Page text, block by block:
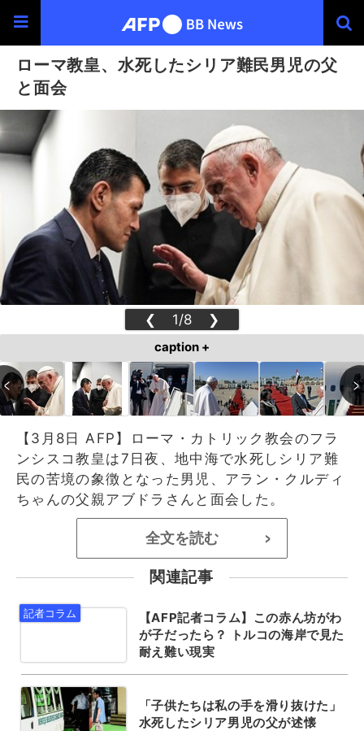
ローマ教皇、水死したシリア難民男児の父
と面会
❮ 1/8 ❯
caption +
【3月8日 AFP】ローマ・カトリック教会のフラ
ンシスコ教皇は7日夜、地中海で水死しシリア難
民の苦境の象徴となった男児、アラン・クルディ
ちゃんの父親アブドラさんと面会した。
全文を読む >
関連記事
【AFP記者コラム】この赤ん坊がわ
が子だったら？ トルコの海岸で見た
耐え難い現実
「子供たちは私の手を滑り抜けた」
水死したシリア男児の父が述懐